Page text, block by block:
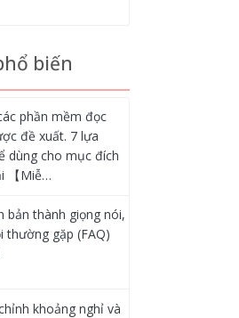
biến
phần mềm đọc
đề xuất. 7 lựa
dùng cho mục đích
【Miễ…
bản thành giọng nói,
thường gặp (FAQ)
khoảng nghỉ và